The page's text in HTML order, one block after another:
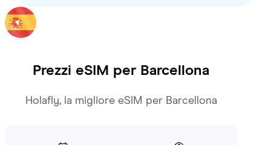
Prezzi eSIM per Barcellona
Holafly, la migliore eSIM per Barcellona